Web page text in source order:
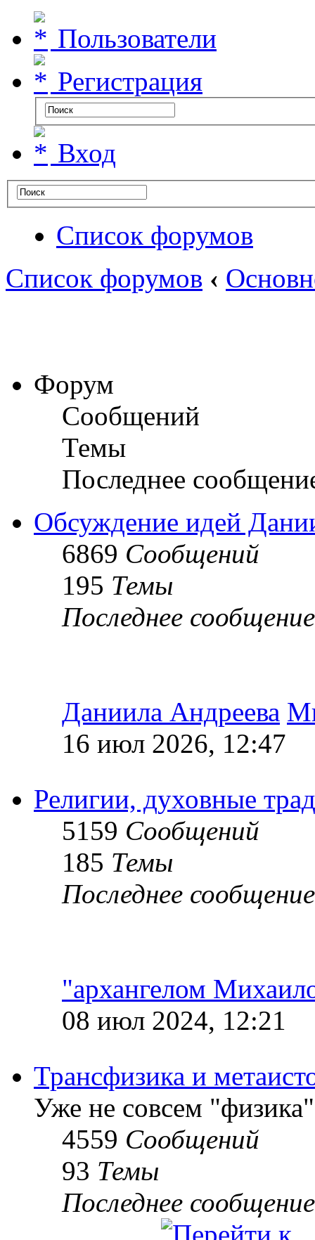
Пользователи
Регистрация
Вход
Список форумов
Список форумов ‹
Форум
Сообщений
Темы
Последнее
Обсуждение идей
6869 Сообщений
195 Темы
Последнее сообщение
Даниила Андреева
16 июл 2026, 12:47
Религии, духовные
5159 Сообщений
185 Темы
Последнее сообщение
"архангелом
08 июл 2024, 12:21
Трансфизика и
Уже не совсем
4559 Сообщений
93 Темы
Последнее сообщение